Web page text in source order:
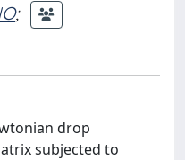
;
drop
subjected to